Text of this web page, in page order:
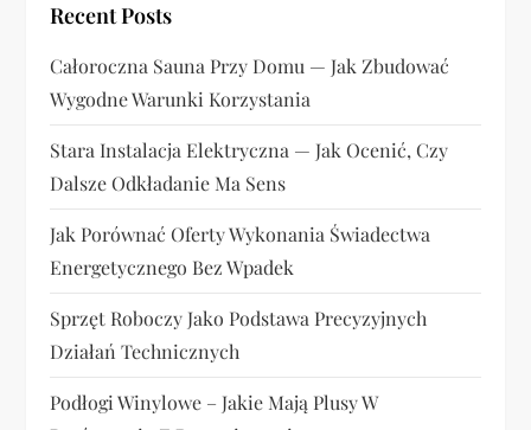
w
p
i
s
u
Recent Posts
Całoroczna Sauna Przy Domu — Jak Zbudować
Wygodne Warunki Korzystania
Stara Instalacja Elektryczna — Jak Ocenić, Czy
Dalsze Odkładanie Ma Sens
Jak Porównać Oferty Wykonania Świadectwa
Energetycznego Bez Wpadek
Sprzęt Roboczy Jako Podstawa Precyzyjnych
Działań Technicznych
Podłogi Winylowe – Jakie Mają Plusy W